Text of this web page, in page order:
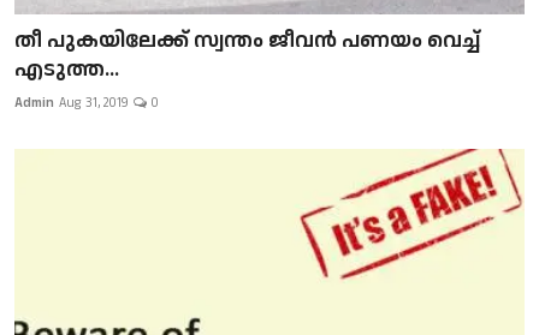
​​​​​​​തീ പുകയിലേക്ക് സ്വന്തം ജീവന്‍ പണയം വെച്ച്
എടുത്ത...
Admin Aug 31, 2019 0